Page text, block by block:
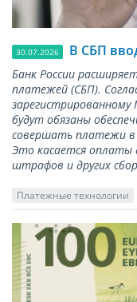
30.07.2026 В СБП
Банк России
платежей (СБП).
будут обязаны
совершать платежи в
Это касается оплаты
штрафов и других
Платежные технологии